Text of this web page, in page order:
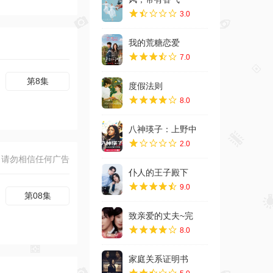
3.0
我的荒糖恋爱
7.0
度假法则
8.0
八神瑛子：上野中
2.0
仆人的王子殿下
9.0
致亲爱的丈夫~完
8.0
家庭关系证明书